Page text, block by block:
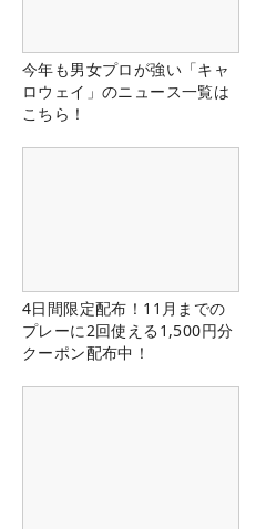
今年も男女プロが強い「キャ
ロウェイ」のニュース一覧は
こちら！
4日間限定配布！11月までの
プレーに2回使える1,500円分
クーポン配布中！